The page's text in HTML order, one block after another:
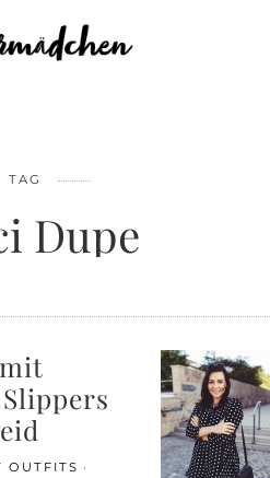
TAG
Dupe
OUTFITS